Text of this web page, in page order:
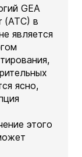
GEA
(ATC) в
является
ясно,
этого